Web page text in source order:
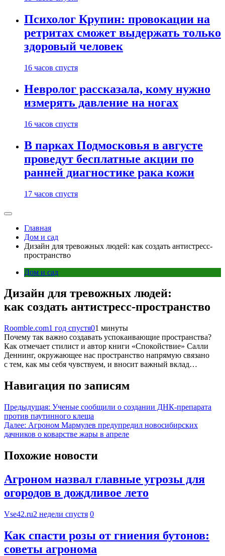
Психолог Крупин: провокации на
ретритах сможет выдержать только
здоровый человек
16 часов спустя
Невролог рассказала, кому нужно
измерять давление на ногах
16 часов спустя
В парках Подмосковья в августе
проведут бесплатные акции по
ранней диагностике рака кожи
17 часов спустя
Главная
Дом и сад
Дизайн для тревожных людей: как создать антистресс-
пространство
Дом и сад
Дизайн для тревожных людей:
как создать антистресс-пространство
Roomble.com1 год спустя01 минуты
Почему так важно создавать успокаивающие пространства?
Как отмечает стилист и автор книги «Спокойствие» Салли
Деннинг, окружающее нас пространство напрямую связано
с тем, как мы себя чувствуем, и вносит важный вклад…
Навигация по записям
Предыдущая: Ученые сообщили о создании ДНК-препарата
против паутинного клеща
Далее: Агроном Мармулев предупредил новосибирских
дачников о коварстве жары в апреле
Похожие новости
Агроном назвал главные угрозы для
огородов в дождливое лето
Vse42.ru2 недели спустя 0
Как спасти розы от гниения бутонов:
советы агронома